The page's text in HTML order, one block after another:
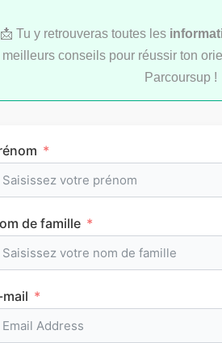
📩 Tu y retrouveras toutes les
meilleurs conseils pour réussir ton
Parcoursup !
de famille